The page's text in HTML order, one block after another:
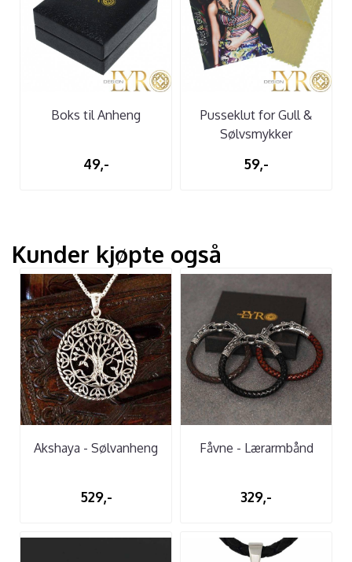
Boks til Anheng
49,-
Pusseklut for Gull &
Sølvsmykker
59,-
Kunder kjøpte også
Akshaya - Sølvanheng
529,-
Fåvne - Lærarmbånd
329,-